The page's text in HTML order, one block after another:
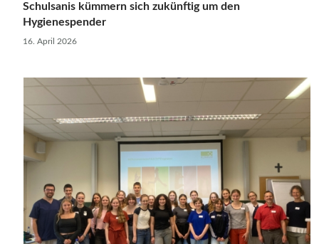
Schulsanis kümmern sich zukünftig um den
Hygienespender
16. April 2026